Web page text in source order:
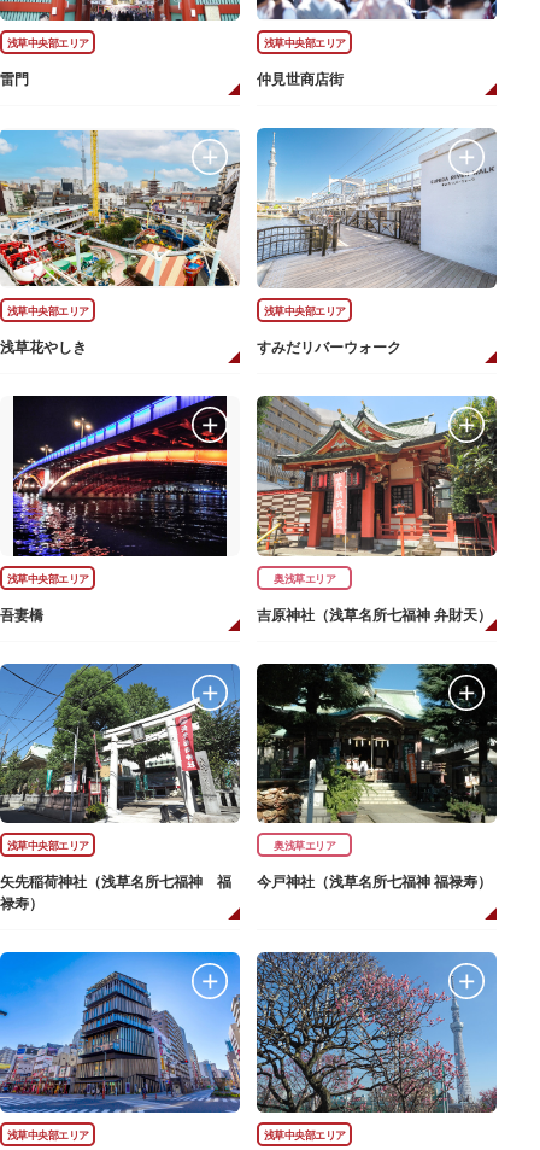
浅草中央部エリア
雷門
浅草中央部エリア
仲見世商店街
浅草中央部エリア
浅草花やしき
浅草中央部エリア
すみだリバーウォーク
浅草中央部エリア
吾妻橋
奥浅草エリア
吉原神社（浅草名所七福神 弁財天）
浅草中央部エリア
矢先稲荷神社（浅草名所七福神 福
禄寿）
奥浅草エリア
今戸神社（浅草名所七福神 福禄寿）
浅草中央部エリア 浅草中央部エリア